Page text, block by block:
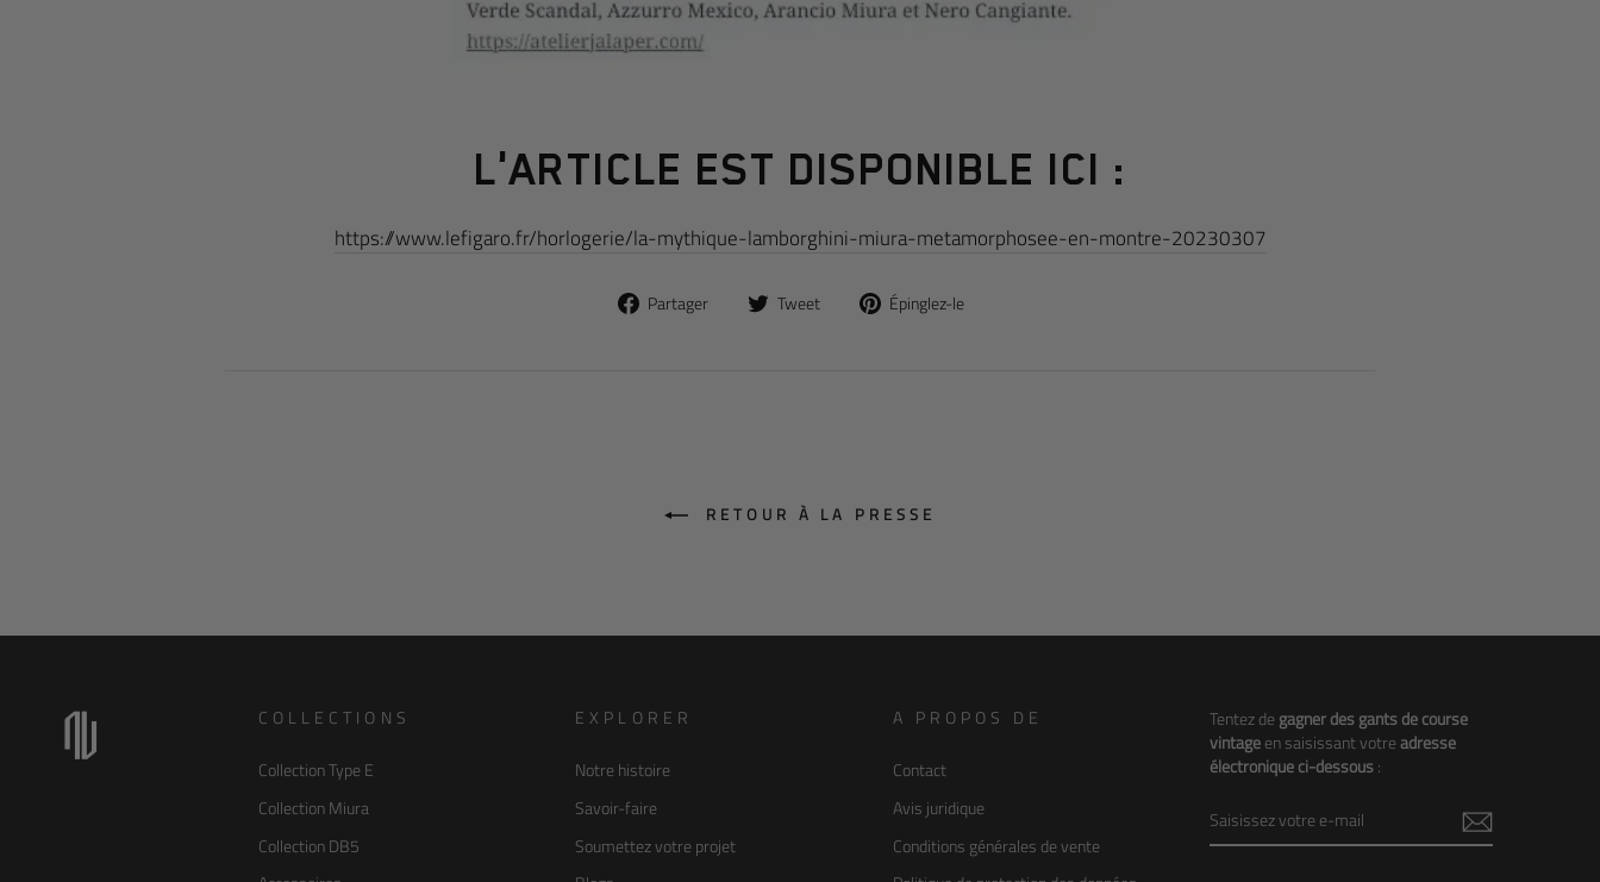
L'ARTICLE EST DISPONIBLE ICI :
https://www.lefigaro.fr/horlogerie/la-mythique-lamborghini-miura-metamorphosee-en-montre-20230307
Partager
PartagerTweet
TweetÉpinglez-le
RETOUR À LA PRESSE
COLLECTIONS
Collection Type E
Collection Miura
Collection DB5
EXPLORER
Notre histoire
Savoir-faire
Soumettez votre projet
A PROPOS DE
Contact
Avis juridique
Conditions générales de vente
Tentez degagner des gants de course
vintageen saisissant votreadresse
électronique ci-dessous:
VOTRE
E-